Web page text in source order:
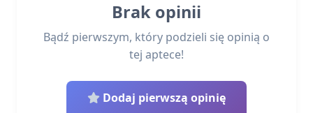
Brak opinii
Bądź pierwszym, który podzieli się opinią o
tej aptece!
Dodaj pierwszą opinię